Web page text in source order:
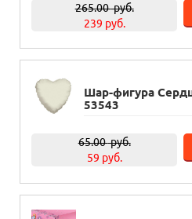
265.00руб.
239 руб.
Шар-фигура
53543
65.00руб.
59 руб.